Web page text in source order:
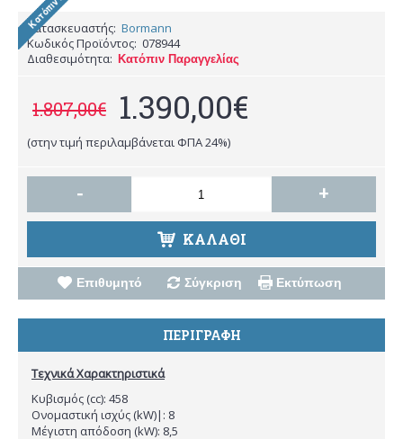
Κατασκευαστής: Bormann
Κωδικός Προϊόντος: 078944
Διαθεσιμότητα: Κατόπιν Παραγγελίας
1.807,00€ 1.390,00€
(στην τιμή περιλαμβάνεται ΦΠΑ 24%)
- +
ΚΑΛΆΘΙ
Επιθυμητό Σύγκριση Εκτύπωση
ΠΕΡΙΓΡΑΦΉ
Τεχνικά Χαρακτηριστικά
Κυβισμός (cc): 458
Ονομαστική ισχύς (kW)|: 8
Μέγιστη απόδοση (kW): 8,5